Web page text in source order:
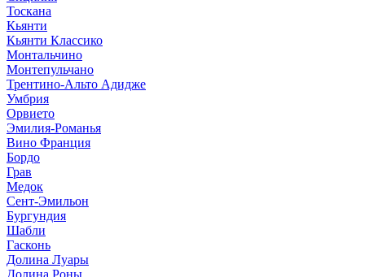
Тоскана
Кьянти
Кьянти Классико
Монтальчино
Монтепульчано
Трентино-Альто Адидже
Умбрия
Орвието
Эмилия-Романья
Вино Франция
Бордо
Грав
Медок
Сент-Эмильон
Бургундия
Шабли
Гасконь
Долина Луары
Долина Роны